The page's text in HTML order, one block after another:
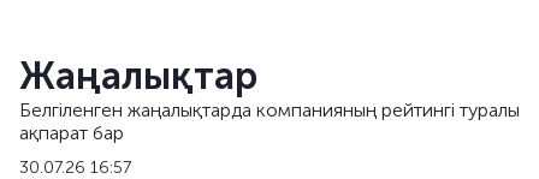
Жаңалықтар
Белгіленген жаңалықтарда компанияның рейтингі туралы
ақпарат бар
30.07.26 16:57